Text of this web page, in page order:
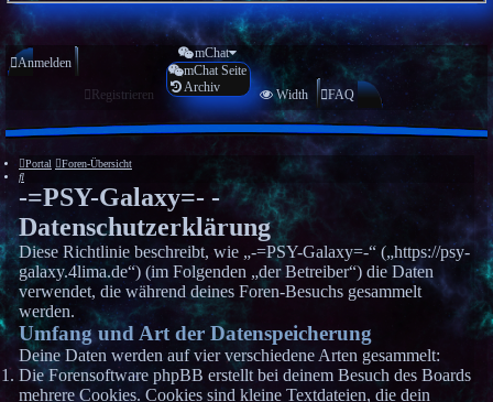
Anmelden
Registrieren
mChat
mChat Seite
Archiv
Width FAQ
Portal
Foren-Übersicht
Suche
-=PSY-Galaxy=- -
Datenschutzerklärung
Diese Richtlinie beschreibt, wie „-=PSY-Galaxy=-“ („https://psy-
galaxy.4lima.de“) (im Folgenden „der Betreiber“) die Daten
verwendet, die während deines Foren-Besuchs gesammelt
werden.
Umfang und Art der Datenspeicherung
Deine Daten werden auf vier verschiedene Arten gesammelt:
Die Forensoftware phpBB erstellt bei deinem Besuch des Boards
mehrere Cookies. Cookies sind kleine Textdateien, die dein